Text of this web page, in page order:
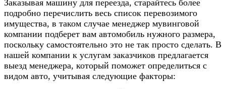
Заказывая машину для переезда, старайтесь более
подробно перечислить весь список перевозимого
имущества, в таком случае менеджер мувинговой
компании подберет вам автомобиль нужного размера,
поскольку самостоятельно это не так просто сделать. В
нашей компании к услугам заказчиков предлагается
выезд менеджера, который поможет определиться с
видом авто, учитывая следующие факторы: